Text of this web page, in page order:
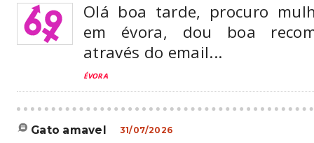
Olá boa tarde, procuro
em évora, dou boa
através do email...
ÉVORA
gato amavel 31/07/2026